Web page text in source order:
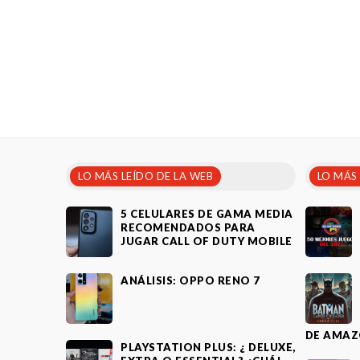
LO MÁS LEÍDO DE LA WEB
5 CELULARES DE GAMA MEDIA
RECOMENDADOS PARA
JUGAR CALL OF DUTY MOBILE
ANÁLISIS: OPPO RENO 7
PLAYSTATION PLUS: ¿ DELUXE,
LO
DE